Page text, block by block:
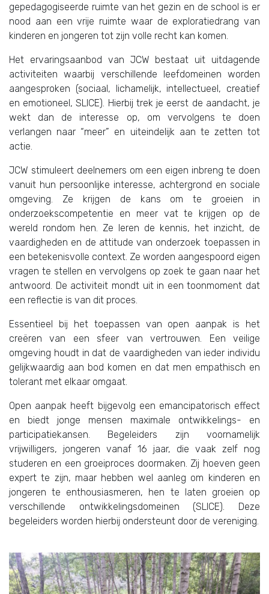
gepedagogiseerde ruimte van het gezin en de school is er
nood aan een vrije ruimte waar de exploratiedrang van
kinderen en jongeren tot zijn volle recht kan komen.
Het ervaringsaanbod van JCW bestaat uit uitdagende
activiteiten waarbij verschillende leefdomeinen worden
aangesproken (sociaal, lichamelijk, intellectueel, creatief
en emotioneel, SLICE). Hierbij trek je eerst de aandacht, je
wekt dan de interesse op, om vervolgens te doen
verlangen naar “meer” en uiteindelijk aan te zetten tot
actie.
JCW stimuleert deelnemers om een eigen inbreng te doen
vanuit hun persoonlijke interesse, achtergrond en sociale
omgeving. Ze krijgen de kans om te groeien in
onderzoekscompetentie en meer vat te krijgen op de
wereld rondom hen. Ze leren de kennis, het inzicht, de
vaardigheden en de attitude van onderzoek toepassen in
een betekenisvolle context. Ze worden aangespoord eigen
vragen te stellen en vervolgens op zoek te gaan naar het
antwoord. De activiteit mondt uit in een toonmoment dat
een reflectie is van dit proces.
Essentieel bij het toepassen van open aanpak is het
creëren van een sfeer van vertrouwen. Een veilige
omgeving houdt in dat de vaardigheden van ieder individu
gelijkwaardig aan bod komen en dat men empathisch en
tolerant met elkaar omgaat.
Open aanpak heeft bijgevolg een emancipatorisch effect
en biedt jonge mensen maximale ontwikkelings- en
participatiekansen. Begeleiders zijn voornamelijk
vrijwilligers, jongeren vanaf 16 jaar, die vaak zelf nog
studeren en een groeiproces doormaken. Zij hoeven geen
expert te zijn, maar hebben wel aanleg om kinderen en
jongeren te enthousiasmeren, hen te laten groeien op
verschillende ontwikkelingsdomeinen (SLICE). Deze
begeleiders worden hierbij ondersteunt door de vereniging.